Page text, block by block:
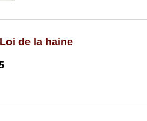
de la haine